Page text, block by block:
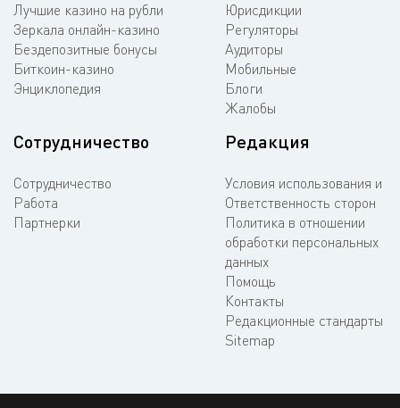
Лучшие казино на рубли
Зеркала онлайн-казино
Бездепозитные бонусы
Биткоин-казино
Энциклопедия
Юрисдикции
Регуляторы
Аудиторы
Мобильные
Блоги
Жалобы
Сотрудничество
Сотрудничество
Работа
Партнерки
Редакция
Условия использования и
Ответственность сторон
Политика в отношении
обработки персональных
данных
Помощь
Контакты
Редакционные стандарты
Sitemap